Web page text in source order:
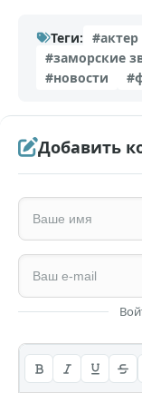
Теги: #актер
#заморские
#новости
Добавить